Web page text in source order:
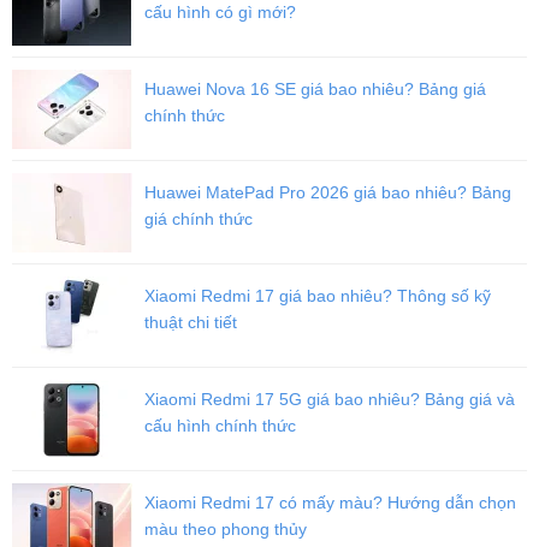
Màn hình iPad Mini 6 được mở rộng lên đến 8.3 inches, nhiều màu
Bên cạnh đó, chiếc máy tính bảng iPad Mini 6 được "nâng cấp" lên
màn hình 8.3 inches, thay vì màn hình 7.9 inches như các
iPad Mini 5
trở nên cao cấp và sang trọng hơn rất nhiều.
Tuy nhiên, iPad Mini 6 sẽ không được trang bị FaceID như các
iPad Air 4 vừa qua.
cấu hình có gì mới?
Huawei Nova 16 SE giá bao nhiêu? Bảng giá
chính thức
Huawei MatePad Pro 2026 giá bao nhiêu? Bảng
giá chính thức
Xiaomi Redmi 17 giá bao nhiêu? Thông số kỹ
thuật chi tiết
Xiaomi Redmi 17 5G giá bao nhiêu? Bảng giá và
cấu hình chính thức
Xiaomi Redmi 17 có mấy màu? Hướng dẫn chọn
màu theo phong thủy